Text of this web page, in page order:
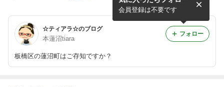
ャンペーン中です︎uvミスト
は税込み¥1000-ミントシャン
プ...
☆ティアラ☆のブログ
本蓮沼tiara
板橋区の蓮沼町はご存知ですか？
会員登録は不要です
フォロー